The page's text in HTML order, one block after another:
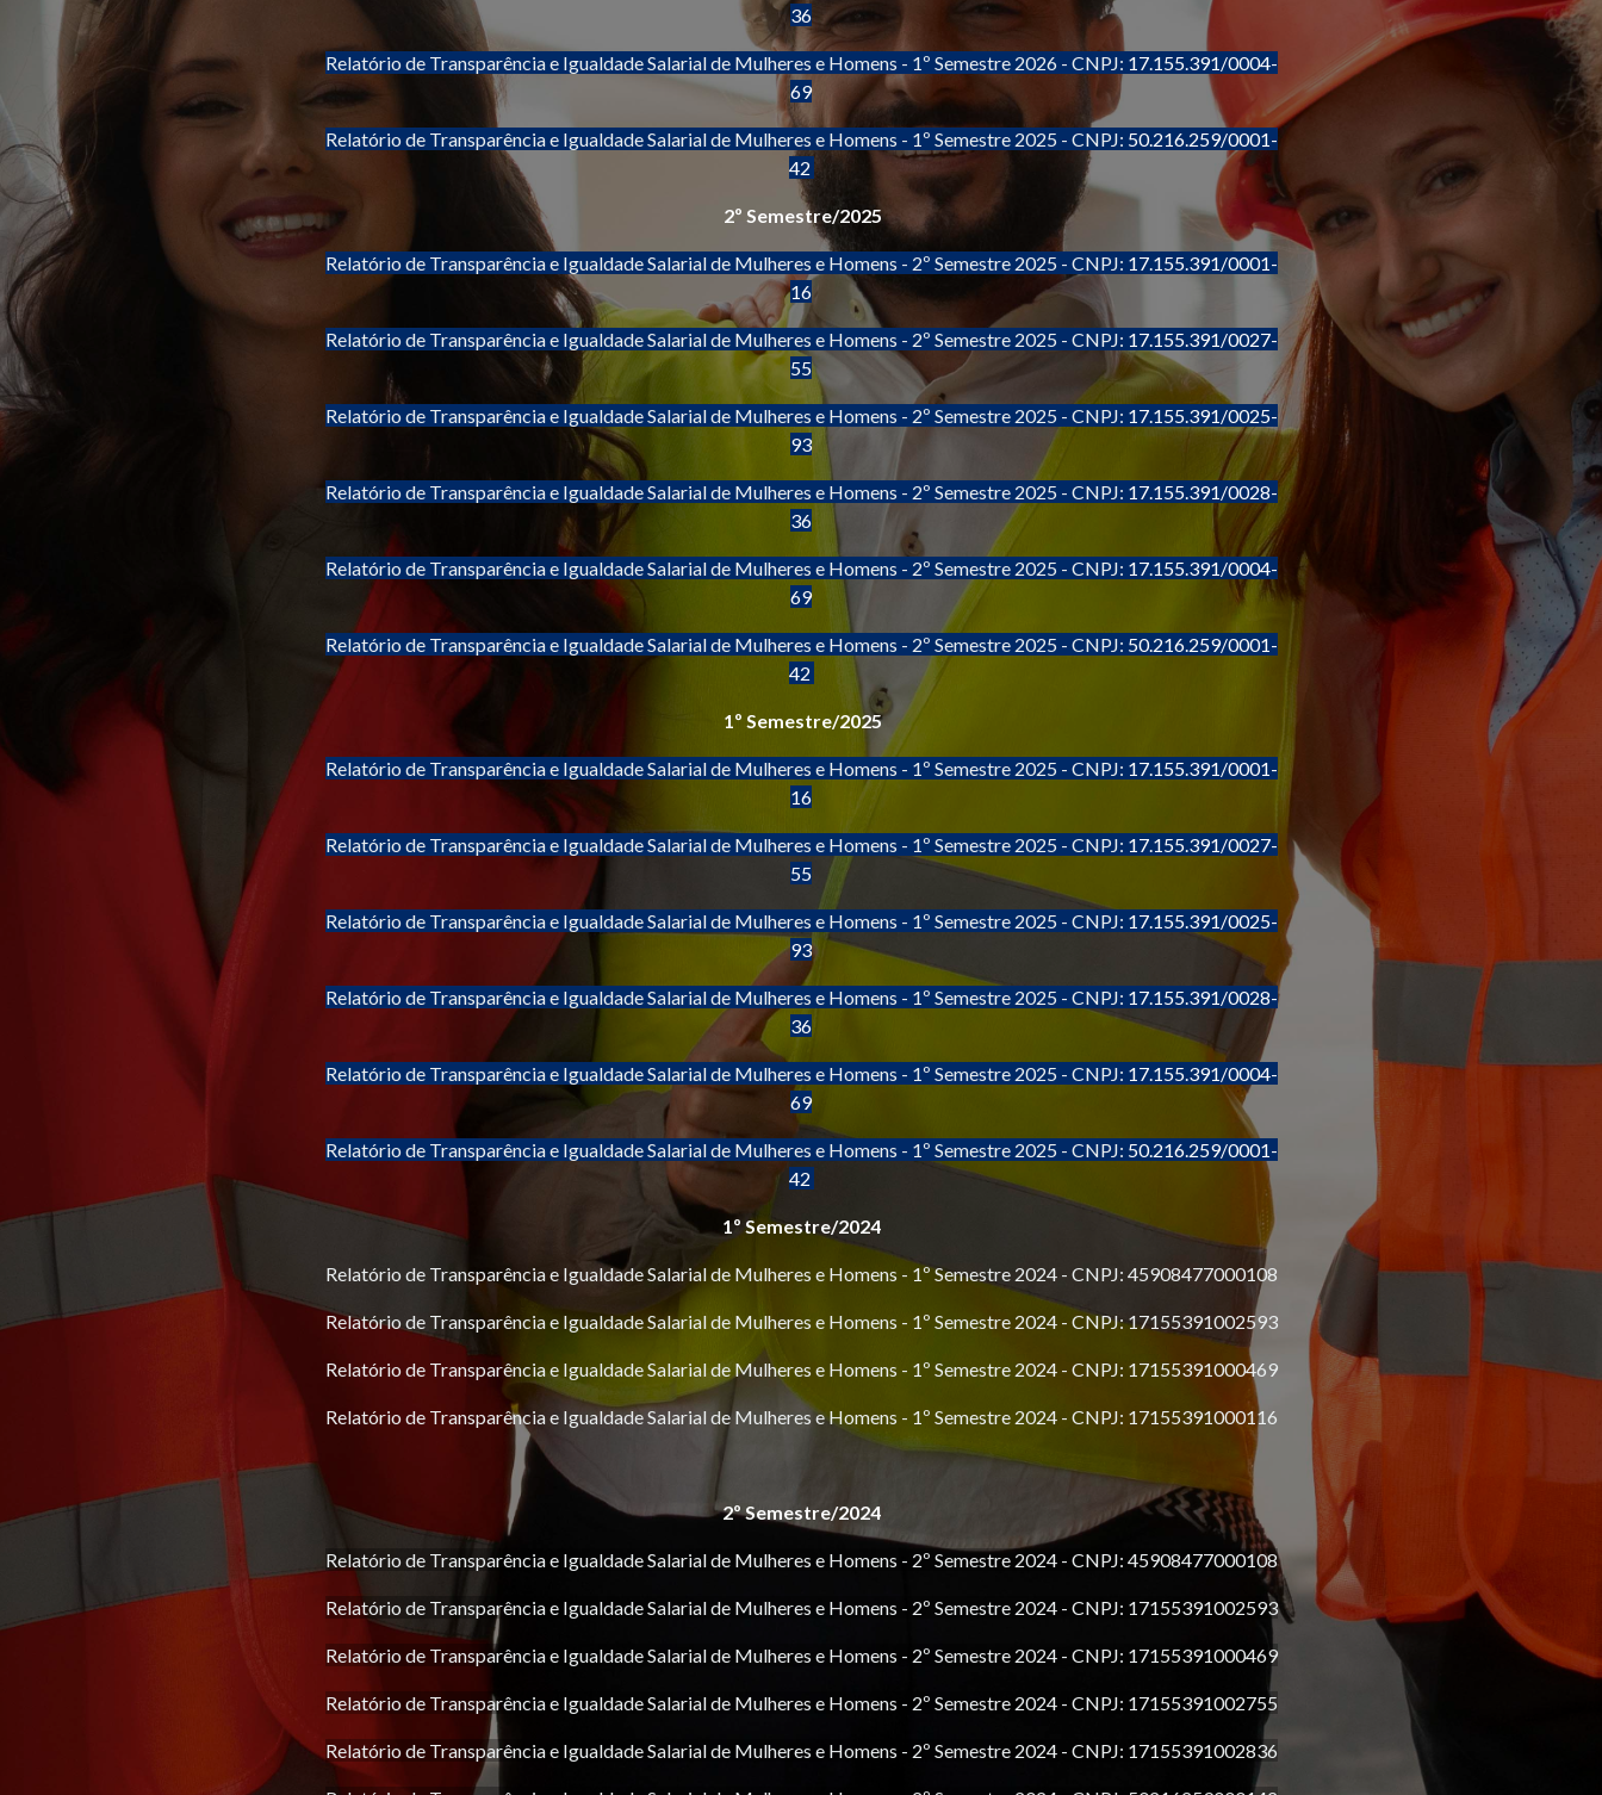
36
Relatório de Transparência e Igualdade Salarial de Mulheres e Homens - 1º Semestre 2026 - CNPJ: 17.155.391/0004-
69
Relatório de Transparência e Igualdade Salarial de Mulheres e Homens - 1º Semestre 2025 - CNPJ: 50.216.259/0001-
42
2º Semestre/2025
Relatório de Transparência e Igualdade Salarial de Mulheres e Homens - 2º Semestre 2025 - CNPJ: 17.155.391/0001-
16
Relatório de Transparência e Igualdade Salarial de Mulheres e Homens - 2º Semestre 2025 - CNPJ: 17.155.391/0027-
55
Relatório de Transparência e Igualdade Salarial de Mulheres e Homens - 2º Semestre 2025 - CNPJ: 17.155.391/0025-
93
Relatório de Transparência e Igualdade Salarial de Mulheres e Homens - 2º Semestre 2025 - CNPJ: 17.155.391/0028-
36
Relatório de Transparência e Igualdade Salarial de Mulheres e Homens - 2º Semestre 2025 - CNPJ: 17.155.391/0004-
69
Relatório de Transparência e Igualdade Salarial de Mulheres e Homens - 2º Semestre 2025 - CNPJ: 50.216.259/0001-
42
1º Semestre/2025
Relatório de Transparência e Igualdade Salarial de Mulheres e Homens - 1º Semestre 2025 - CNPJ: 17.155.391/0001-
16
Relatório de Transparência e Igualdade Salarial de Mulheres e Homens - 1º Semestre 2025 - CNPJ: 17.155.391/0027-
55
Relatório de Transparência e Igualdade Salarial de Mulheres e Homens - 1º Semestre 2025 - CNPJ: 17.155.391/0025-
93
Relatório de Transparência e Igualdade Salarial de Mulheres e Homens - 1º Semestre 2025 - CNPJ: 17.155.391/0028-
36
Relatório de Transparência e Igualdade Salarial de Mulheres e Homens - 1º Semestre 2025 - CNPJ: 17.155.391/0004-
69
Relatório de Transparência e Igualdade Salarial de Mulheres e Homens - 1º Semestre 2025 - CNPJ: 50.216.259/0001-
42
1º Semestre/2024
Relatório de Transparência e Igualdade Salarial de Mulheres e Homens - 1º Semestre 2024 - CNPJ: 45908477000108
Relatório de Transparência e Igualdade Salarial de Mulheres e Homens - 1º Semestre 2024 - CNPJ: 17155391002593
Relatório de Transparência e Igualdade Salarial de Mulheres e Homens - 1º Semestre 2024 - CNPJ: 17155391000469
Relatório de Transparência e Igualdade Salarial de Mulheres e Homens - 1º Semestre 2024 - CNPJ: 17155391000116
2º Semestre/2024
Relatório de Transparência e Igualdade Salarial de Mulheres e Homens - 2º Semestre 2024 - CNPJ: 45908477000108
Relatório de Transparência e Igualdade Salarial de Mulheres e Homens - 2º Semestre 2024 - CNPJ: 17155391002593
Relatório de Transparência e Igualdade Salarial de Mulheres e Homens - 2º Semestre 2024 - CNPJ: 17155391000469
Relatório de Transparência e Igualdade Salarial de Mulheres e Homens - 2º Semestre 2024 - CNPJ: 17155391002755
Relatório de Transparência e Igualdade Salarial de Mulheres e Homens - 2º Semestre 2024 - CNPJ: 17155391002836